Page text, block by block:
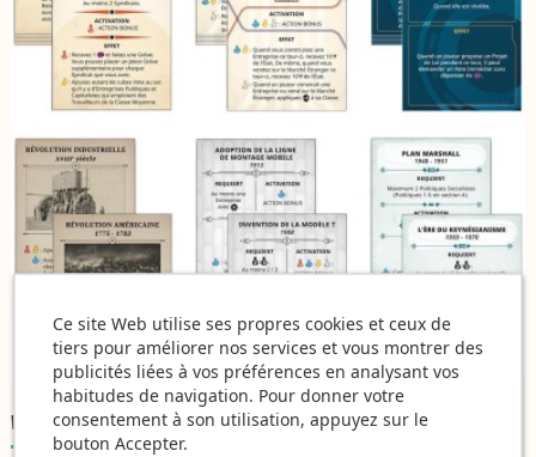
Détails du produit
Ce site Web utilise ses propres cookies et ceux de
tiers pour améliorer nos services et vous montrer des
publicités liées à vos préférences en analysant vos
habitudes de navigation. Pour donner votre
consentement à son utilisation, appuyez sur le
bouton Accepter.